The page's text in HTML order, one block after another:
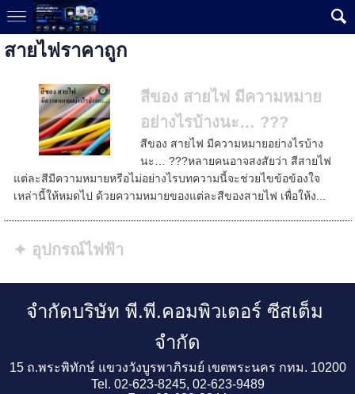
สายไฟราคาถูก
สีของ สายไฟ มีความหมาย
อย่างไรบ้างนะ… ???
สีของ สายไฟ มีความหมายอย่างไรบ้าง
นะ… ???หลายคนอาจสงสัยว่า สีสายไฟ
แต่ละสีมีความหมายหรือไม่อย่างไรบทความนี้จะช่วยไขข้อข้องใจ
เหล่านี้ให้หมดไป ด้วยความหมายของแต่ละสีของสายไฟ เพื่อให้ง...
✦ อุปกรณ์ไฟฟ้า
จำกัดบริษัท พี.พี.คอมพิวเตอร์ ซีสเต็ม
จำกัด
15 ถ.พระพิทักษ์ แขวงวังบูรพาภิรมย์ เขตพระนคร กทม. 10200
Tel. 02-623-8245, 02-623-9489